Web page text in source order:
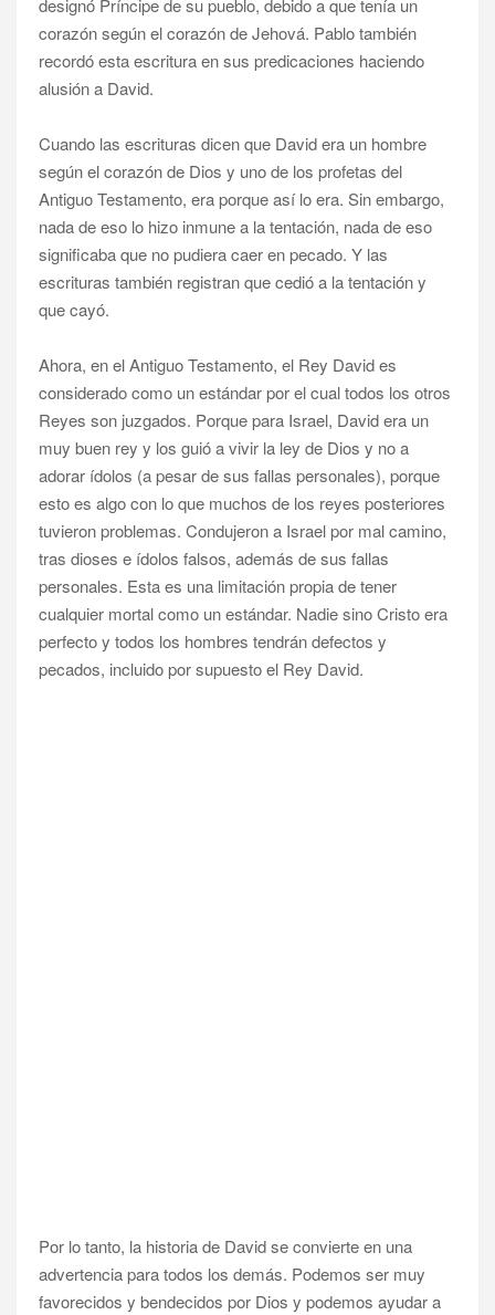
designó Príncipe de su pueblo, debido a que tenía un
corazón según el corazón de Jehová. Pablo también
recordó esta escritura en sus predicaciones haciendo
alusión a David.
Cuando las escrituras dicen que David era un hombre
según el corazón de Dios y uno de los profetas del
Antiguo Testamento, era porque así lo era. Sin embargo,
nada de eso lo hizo inmune a la tentación, nada de eso
significaba que no pudiera caer en pecado. Y las
escrituras también registran que cedió a la tentación y
que cayó.
Ahora, en el Antiguo Testamento, el Rey David es
considerado como un estándar por el cual todos los otros
Reyes son juzgados. Porque para Israel, David era un
muy buen rey y los guió a vivir la ley de Dios y no a
adorar ídolos (a pesar de sus fallas personales), porque
esto es algo con lo que muchos de los reyes posteriores
tuvieron problemas. Condujeron a Israel por mal camino,
tras dioses e ídolos falsos, además de sus fallas
personales. Esta es una limitación propia de tener
cualquier mortal como un estándar. Nadie sino Cristo era
perfecto y todos los hombres tendrán defectos y
pecados, incluido por supuesto el Rey David.
Por lo tanto, la historia de David se convierte en una
advertencia para todos los demás. Podemos ser muy
favorecidos y bendecidos por Dios y podemos ayudar a